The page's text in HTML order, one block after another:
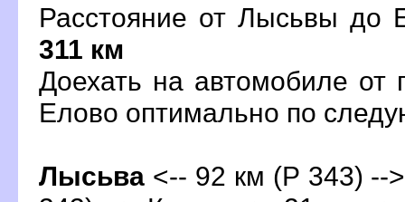
Расстояние от Лысьвы до
311 км
Доехать на автомобиле от
Елово оптимально по
Лысьва <-- 92 км (Р 343) --